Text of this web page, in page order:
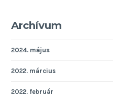
Archívum
2024. május
2022. március
2022. február